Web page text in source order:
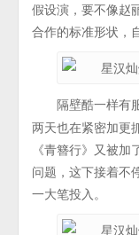
假设演，要不像赵
合作的标准形状，
隔壁酷一样有
两天也在紧密加更
《青簪行》又被
问题，这下接着不
一大笔投入。